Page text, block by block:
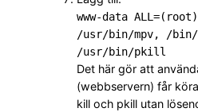
www-data ALL=(root)
/usr/bin/mpv, /
/usr/bin/pkill
Det här gör att
(webbservern) får
kill och pkill utan